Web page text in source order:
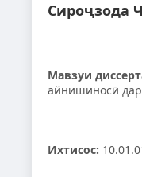
Сироҷзода
Мавзуи
айнишиносӣ дар
Ихтисос: